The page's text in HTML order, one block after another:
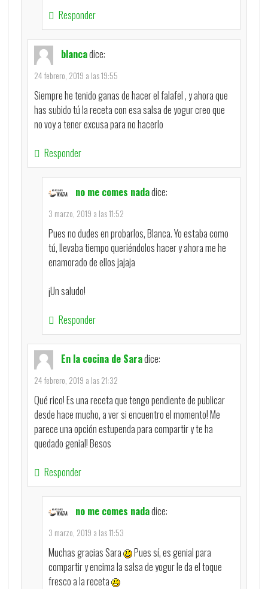
Responder
blancadice:
24 febrero, 2019 a las 19:55
Siempre he tenido ganas de hacer el falafel , y ahora que
has subido tú la receta con esa salsa de yogur creo que
no voy a tener excusa para no hacerlo
Responder
no me comes nadadice:
3 marzo, 2019 a las 11:52
Pues no dudes en probarlos, Blanca. Yo estaba como
tú, llevaba tiempo queriéndolos hacer y ahora me he
enamorado de ellos jajaja
¡Un saludo!
Responder
En la cocina de Saradice:
24 febrero, 2019 a las 21:32
Qué rico! Es una receta que tengo pendiente de publicar
desde hace mucho, a ver si encuentro el momento! Me
parece una opción estupenda para compartir y te ha
quedado genial! Besos
Responder
no me comes nadadice:
3 marzo, 2019 a las 11:53
Muchas gracias Sara
Pues sí, es genial para
compartir y encima la salsa de yogur le da el toque
fresco a la receta